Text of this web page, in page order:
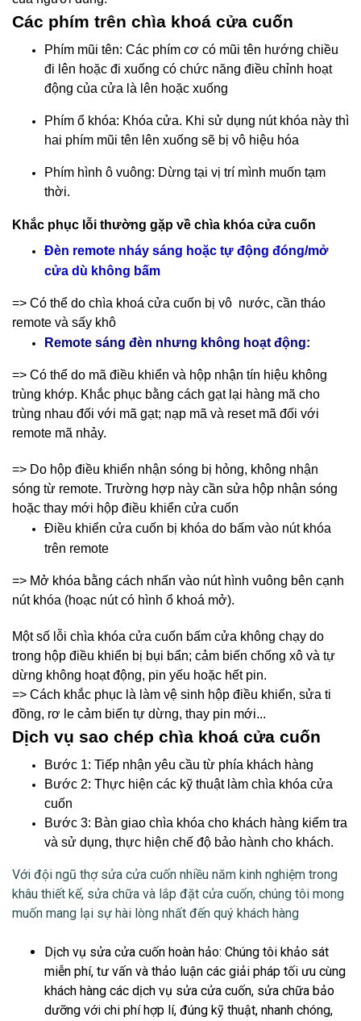
Các phím trên chìa khoá cửa cuốn
Phím mũi tên: Các phím cơ có mũi tên hướng chiều
đi lên hoặc đi xuống có chức năng điều chỉnh hoạt
động của cửa là lên hoặc xuống
Phím ổ khóa: Khóa cửa. Khi sử dụng nút khóa này thì
hai phím mũi tên lên xuống sẽ bị vô hiệu hóa
Phím hình ô vuông: Dừng tại vị trí mình muốn tạm
thời.
Khắc phục lỗi thường gặp về chìa khóa cửa cuốn
Đèn remote nháy sáng hoặc tự động đóng/mở
cửa dù không bấm
=> Có thể do chìa khoá cửa cuốn bị vô nước, cần tháo
remote và sấy khô
Remote sáng đèn nhưng không hoạt động:
=> Có thể do mã điều khiển và hộp nhận tín hiệu không
trùng khớp. Khắc phục bằng cách gạt lại hàng mã cho
trùng nhau đối với mã gạt; nạp mã và reset mã đối với
remote mã nhảy.
=> Do hộp điều khiển nhận sóng bị hỏng, không nhận
sóng từ remote. Trường hợp này cần sửa hộp nhận sóng
hoặc thay mới hộp điều khiển cửa cuốn
Điều khiển cửa cuốn bị khóa do bấm vào nút khóa
trên remote
=> Mở khóa bằng cách nhấn vào nút hình vuông bên cạnh
nút khóa (hoạc nút có hình ổ khoá mở).
Một số lỗi chìa khóa cửa cuốn bấm cửa không chạy do
trong hộp điều khiển bị bụi bẩn; cảm biến chống xô và tự
dừng không hoạt động, pin yếu hoặc hết pin.
=> Cách khắc phục là làm vệ sinh hộp điều khiển, sửa ti
đồng, rơ le cảm biến tự dừng, thay pin mới...
Dịch vụ sao chép chìa khoá cửa cuốn
Bước 1: Tiếp nhận yêu cầu từ phía khách hàng
Bước 2: Thực hiện các kỹ thuật làm chìa khóa cửa
cuốn
Bước 3: Bàn giao chìa khóa cho khách hàng kiểm tra
và sử dụng, thực hiện chế độ bảo hành cho khách.
Với đội ngũ thợ sửa cửa cuốn nhiều năm kinh nghiệm trong
khâu thiết kế, sửa chữa và lắp đặt cửa cuốn, chúng tôi mong
muốn mang lại sự hài lòng nhất đến quý khách hàng
Dịch vụ sửa cửa cuốn hoàn hảo: Chúng tôi khảo sát
miễn phí, tư vấn và thảo luận các giải pháp tối ưu cùng
khách hàng các dịch vụ sửa cửa cuốn, sửa chữa bảo
dưỡng với chi phí hợp lí, đúng kỹ thuật, nhanh chóng,